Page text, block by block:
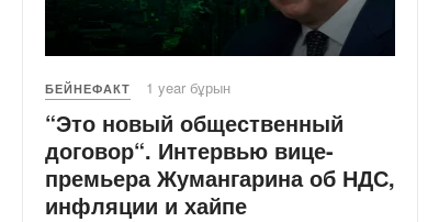
БЕЙНЕФАКТ 1 year бұрын
“Это новый общественный
договор“. Интервью вице-
премьера Жумангарина об НДС,
инфляции и хайпе